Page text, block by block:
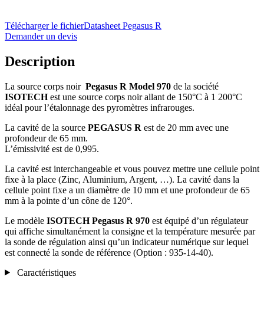
Télécharger le fichierDatasheet Pegasus R
Demander un devis
Description
La source corps noir Pegasus R Model 970 de la société
ISOTECHest une source corps noir allant de 150°C à 1 200°C
idéal pour l’étalonnage des pyromètres infrarouges.
La cavité de la source PEGASUS R est de 20 mm avec une
profondeur de 65 mm.
L’émissivité est de 0,995.
La cavité est interchangeable et vous pouvez mettre une cellule point
fixe à la place (Zinc, Aluminium, Argent, …). La cavité dans la
cellule point fixe a un diamètre de 10 mm et une profondeur de 65
mm à la pointe d’un cône de 120°.
Le modèle ISOTECH Pegasus R 970 est équipé d’un régulateur
qui affiche simultanément la consigne et la température mesurée par
la sonde de régulation ainsi qu’un indicateur numérique sur lequel
est connecté la sonde de référence (Option : 935-14-40).
Caractéristiques